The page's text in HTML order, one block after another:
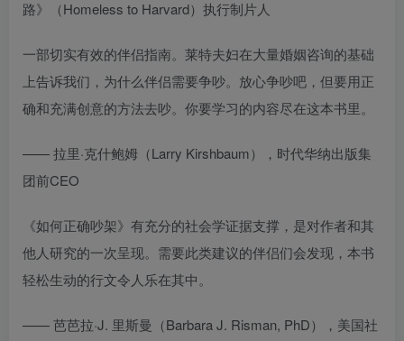
路》（Homeless to Harvard）执行制片人
一部切实有效的伴侣指南。莱特夫妇在大量婚姻咨询的基础
上告诉我们，为什么伴侣需要争吵。放心争吵吧，但要用正
确和充满创意的方法去吵。你要学习的内容尽在这本书里。
—— 拉里·克什鲍姆（Larry Kirshbaum），时代华纳出版集
团前CEO
《如何正确吵架》有充分的社会学证据支撑，是对作者和其
他人研究的一次呈现。需要此类建议的伴侣们会发现，本书
轻松生动的行文令人乐在其中。
—— 芭芭拉·J. 里斯曼（Barbara J. Risman, PhD），美国社